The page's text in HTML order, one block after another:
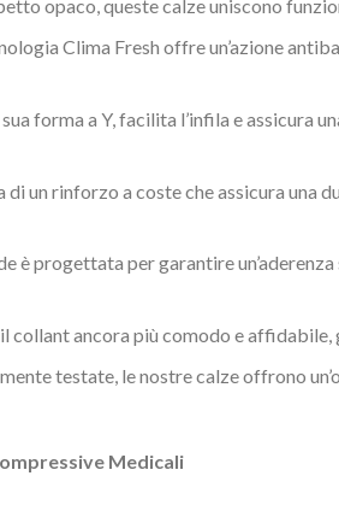
opaco, queste calze uniscono
Clima Fresh offre un’azione
forma a Y, facilita l’infila e assicura
di un rinforzo a coste che assicura
è progettata per garantire
ancora più comodo e affidabile,
testate, le nostre calze offrono
Medicali